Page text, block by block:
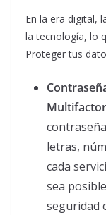
En la era digital,
la tecnología, lo
Proteger tus
letras,
cada
sea
seguridad